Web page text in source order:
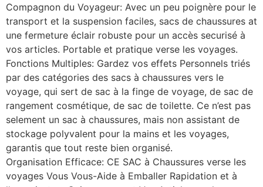
Compagnon du Voyageur: Avec un peu poignère pour le
transport et la suspension faciles, sacs de chaussures at
une fermeture éclair robuste pour un accès securisé à
vos articles. Portable et pratique verse les voyages.
Fonctions Multiples: Gardez vos effets Personnels triés
par des catégories des sacs à chaussures vers le
voyage, qui sert de sac à la finge de voyage, de sac de
rangement cosmétique, de sac de toilette. Ce n’est pas
selement un sac à chaussures, mais non assistant de
stockage polyvalent pour la mains et les voyages,
garantis que tout reste bien organisé.
Organisation Efficace: CE SAC à Chaussures verse les
voyages Vous Vous-Aide à Emballer Rapidation et à